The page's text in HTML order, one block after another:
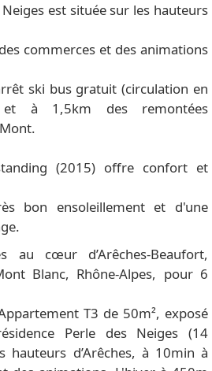
est située sur les hauteurs
commerces et des animations
ski bus gratuit (circulation en
et à 1,5km des remontées
(2015) offre confort et
bon ensoleillement et d'une
au cœur d’Arêches-Beaufort,
Blanc, Rhône-Alpes, pour 6
T3 de 50m², exposé
Perle des Neiges (14
hauteurs d’Arêches, à 10min à